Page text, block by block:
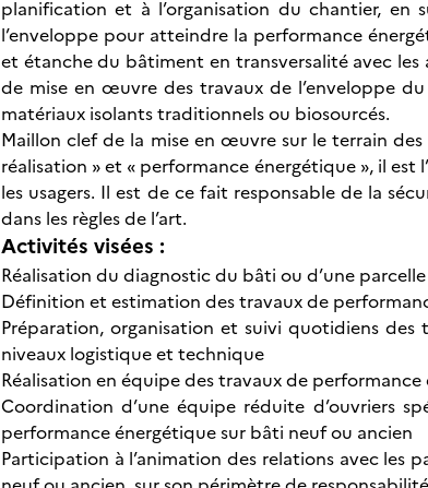
planification et à l’organisation du chantier,
l’enveloppe pour atteindre la performance
et étanche du bâtiment en transversalité avec
de mise en œuvre des travaux de l’enveloppe
matériaux isolants traditionnels ou biosourcés.
Maillon clef de la mise en œuvre sur le terrain
réalisation » et « performance énergétique », il
les usagers. Il est de ce fait responsable de la
dans les règles de l’art.
Activités visées :
Réalisation du diagnostic du bâti ou d’une
Définition et estimation des travaux de
Préparation, organisation et suivi quotidiens
niveaux logistique et technique
Réalisation en équipe des travaux de
Coordination d’une équipe réduite d’ouvriers
performance énergétique sur bâti neuf ou ancien
Participation à l’animation des relations avec les